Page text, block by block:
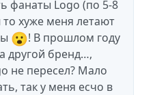
фанаты Logo (по 5-8
хуже меня летают
😮! В прошлом году
другой бренд…,
не пересел? Мало
так у меня есчо в